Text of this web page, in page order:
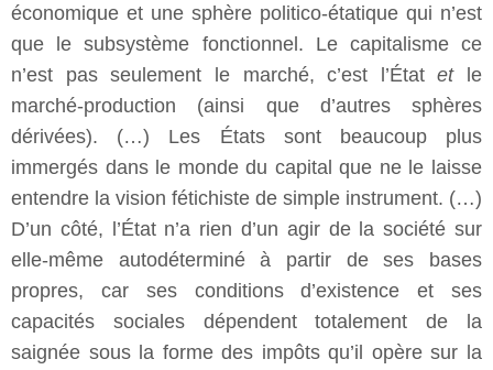
économique et une sphère politico-étatique qui n’est
que le subsystème fonctionnel. Le capitalisme ce
n’est pas seulement le marché, c’est l’Étatet le
marché-production (ainsi que d’autres sphères
dérivées). (…) Les États sont beaucoup plus
immergés dans le monde du capital que ne le laisse
entendre la vision fétichiste de simple instrument. (…)
D’un côté, l’État n’a rien d’un agir de la société sur
elle-même autodéterminé à partir de ses bases
propres, car ses conditions d’existence et ses
capacités sociales dépendent totalement de la
saignée sous la forme des impôts qu’il opère sur la